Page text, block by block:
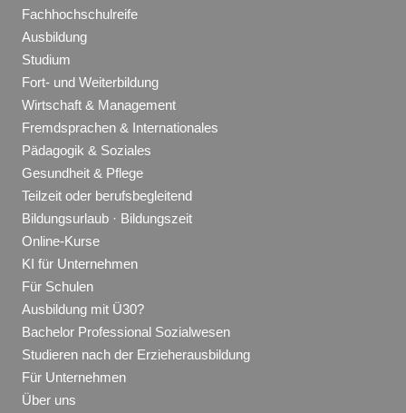
Fachhochschulreife
Ausbildung
Studium
Fort- und Weiterbildung
Wirtschaft & Management
Fremdsprachen & Internationales
Pädagogik & Soziales
Gesundheit & Pflege
Teilzeit oder berufsbegleitend
Bildungsurlaub · Bildungszeit
Online-Kurse
KI für Unternehmen
Für Schulen
Ausbildung mit Ü30?
Bachelor Professional Sozialwesen
Studieren nach der Erzieherausbildung
Für Unternehmen
Über uns